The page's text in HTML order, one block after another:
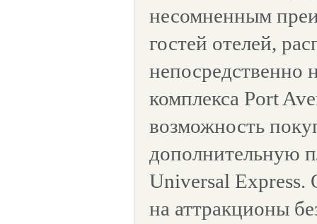
несомненным
гостей отелей,
непосредственно
комплекса Port
возможность
дополнительную
Universal Express.
на аттракционы